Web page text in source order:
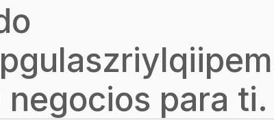
negocios para ti.